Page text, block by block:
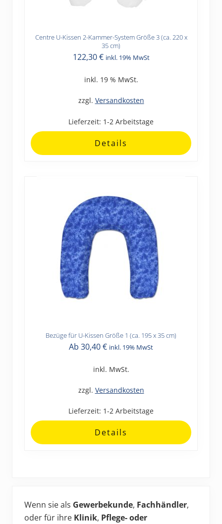
Centre U-Kissen 2-Kammer-System Größe 3 (ca. 220 x
35 cm)
122,30€ inkl. 19% MwSt
inkl. 19 % MwSt.
zzgl. Versandkosten
Lieferzeit: 1-2 Arbeitstage
Details
Bezüge für U-Kissen Größe 1 (ca. 195 x 35 cm)
Ab 30,40€ inkl. 19% MwSt
inkl. MwSt.
zzgl. Versandkosten
Lieferzeit: 1-2 Arbeitstage
Details
Dieses
Optionen
können
werden
Sidebar
Wenn sie als Gewerbekunde, Fachhändler,
oder für ihre Klinik, Pflege- oder